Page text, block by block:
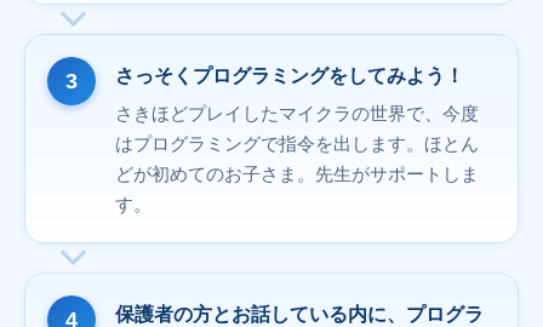
さっそくプログラミングをしてみよう！
さきほどプレイしたマイクラの世界で、今度
はプログラミングで指令を出します。ほとん
どが初めてのお子さま。先生がサポートしま
す。
保護者の方とお話している内に、プログラ